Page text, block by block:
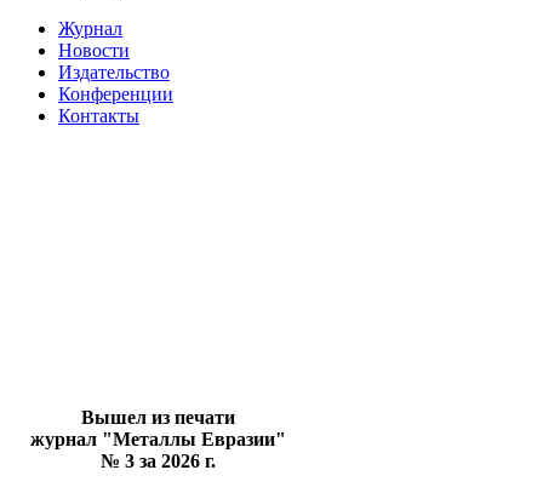
Журнал
Новости
Издательство
Конференции
Контакты
Вышел из печати
журнал "Металлы Евразии"
№ 3 за 2026 г.